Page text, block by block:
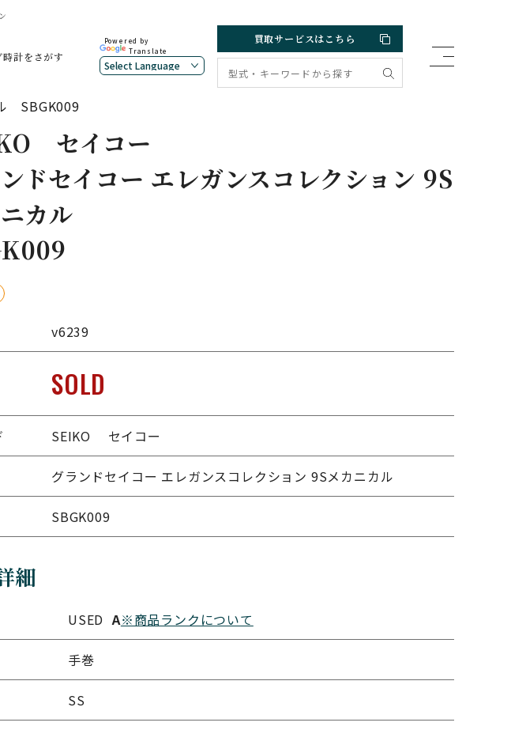
時計をさがす
Powered by
Translate
買取サービスはこちら
SBGK009
セイコー
ドセイコー エレガンスコレクション 9S
カル
v6239
SOLD
SEIKO セイコー
グランドセイコー エレガンスコレクション 9Sメカニカル
SBGK009
細
USED A※商品ランクについて
手巻
SS